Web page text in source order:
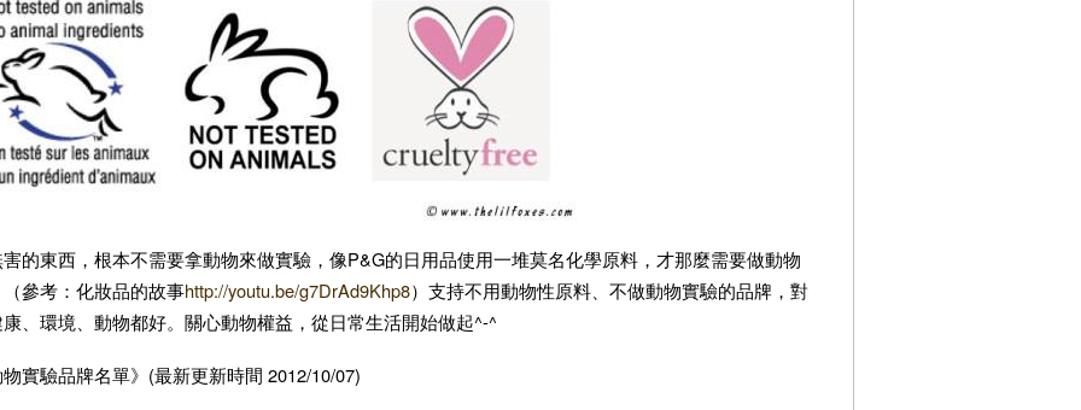
的東西，根本不需要拿動物來做實驗，像P&G的日用品使用一堆莫名化學原料，才那麼需要做動物
參考：化妝品的故事http://youtu.be/g7DrAd9Khp8）支持不用動物性原料、不做動物實驗的品牌，對
、環境、動物都好。關心動物權益，從日常生活開始做起^-^
實驗品牌名單》 (最新更新時間 2012/10/07)